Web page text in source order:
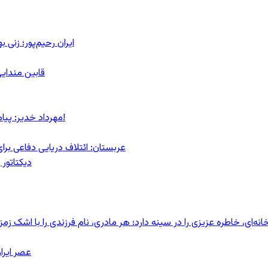
ایران رحیم‌پور؛
قابین
مهرداد خدیر: پیام روشن پزشکیان در گفت‌و‌گوی تصویری با مرد نامرئی: من هستم!
عربستان: ائتلاف دریایی دفاعی
خاطره عزیزی را در سینه دارد؛ هر مادری، نام فرزندی را با اشک
عصر